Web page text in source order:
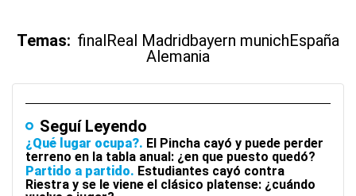
Temas: finalReal Madridbayern munichEspaña
Alemania
Seguí Leyendo
¿Qué lugar ocupa? El Pincha cayó y puede perder
terreno en la tabla anual: ¿en que puesto quedó?
Partido a partido Estudiantes cayó contra
Riestra y se le viene el clásico platense: ¿cuándo